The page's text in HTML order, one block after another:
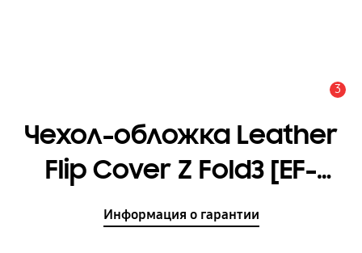
3
Чехол-обложка Leather
Flip Cover Z Fold3 [EF-
FF926LAEGRU]
Информация о гарантии